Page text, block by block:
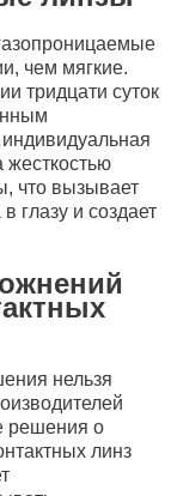
чем мягкие.
тридцати суток
жесткостью
что вызывает
глазу и создает
нельзя
решения о
линз